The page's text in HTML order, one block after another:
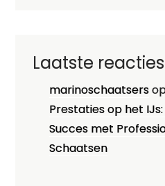
Laatste reacties
marinoschaatsers
Prestaties op het
Succes met
Schaatsen